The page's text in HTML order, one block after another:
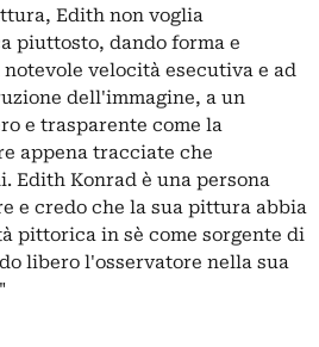
Edith non voglia
piuttosto, dando forma e
velocità esecutiva e ad
dell'immagine, a un
e trasparente come la
appena tracciate che
Edith Konrad è una persona
e credo che la sua pittura abbia
pittorica in sè come sorgente di
libero l'osservatore nella sua